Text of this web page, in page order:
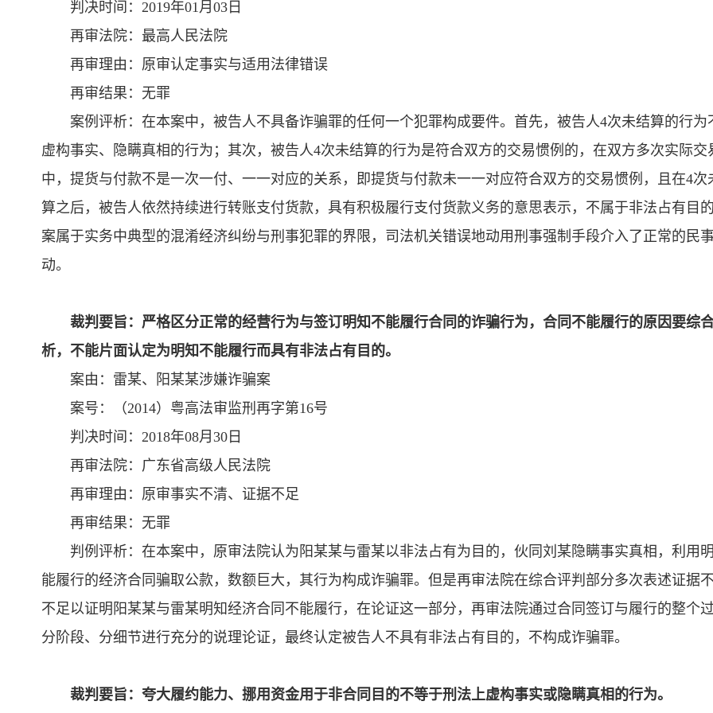
判决时间：2019年01月03日
再审法院：最高人民法院
再审理由：原审认定事实与适用法律错误
再审结果：无罪
案例评析：在本案中，被告人不具备诈骗罪的任何一个犯罪构成要件。首先，被告人4次未结算的行为
虚构事实、隐瞒真相的行为；其次，被告人4次未结算的行为是符合双方的交易惯例的，在双方多次实际交
中，提货与付款不是一次一付、一一对应的关系，即提货与付款未一一对应符合双方的交易惯例，且在4次
算之后，被告人依然持续进行转账支付货款，具有积极履行支付货款义务的意思表示，不属于非法占有目
案属于实务中典型的混淆经济纠纷与刑事犯罪的界限，司法机关错误地动用刑事强制手段介入了正常的民
动。
裁判要旨：严格区分正常的经营行为与签订明知不能履行合同的诈骗行为，合同不能履行的原因要综
析，不能片面认定为明知不能履行而具有非法占有目的。
案由：雷某、阳某某涉嫌诈骗案
案号：（2014）粤高法审监刑再字第16号
判决时间：2018年08月30日
再审法院：广东省高级人民法院
再审理由：原审事实不清、证据不足
再审结果：无罪
判例评析：在本案中，原审法院认为阳某某与雷某以非法占有为目的，伙同刘某隐瞒事实真相，利用
能履行的经济合同骗取公款，数额巨大，其行为构成诈骗罪。但是再审法院在综合评判部分多次表述证据不
不足以证明阳某某与雷某明知经济合同不能履行，在论证这一部分，再审法院通过合同签订与履行的整个过
分阶段、分细节进行充分的说理论证，最终认定被告人不具有非法占有目的，不构成诈骗罪。
裁判要旨：夸大履约能力、挪用资金用于非合同目的不等于刑法上虚构事实或隐瞒真相的行为。